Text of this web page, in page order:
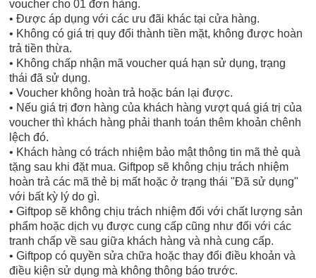
voucher cho 01 đơn hàng.
• Được áp dụng với các ưu đãi khác tại cửa hàng.
• Không có giá trị quy đổi thành tiền mặt, không được hoàn
trả tiền thừa.
• Không chấp nhận mã voucher quá hạn sử dụng, trạng
thái đã sử dụng.
• Voucher không hoàn trả hoặc bán lại được.
• Nếu giá trị đơn hàng của khách hàng vượt quá giá trị của
voucher thì khách hàng phải thanh toán thêm khoản chênh
lệch đó.
• Khách hàng có trách nhiệm bảo mật thông tin mã thẻ quà
tặng sau khi đặt mua. Giftpop sẽ không chịu trách nhiệm
hoàn trả các mã thẻ bị mất hoặc ở trạng thái "Đã sử dụng"
với bất kỳ lý do gì.
• Giftpop sẽ không chịu trách nhiệm đối với chất lượng sản
phẩm hoặc dịch vụ được cung cấp cũng như đối với các
tranh chấp về sau giữa khách hàng và nhà cung cấp.
• Giftpop có quyền sửa chữa hoặc thay đổi điều khoản và
điều kiện sử dụng mà không thông báo trước.